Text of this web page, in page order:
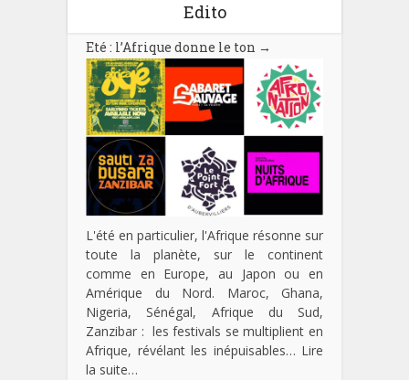
Edito
Eté : l’Afrique donne le ton →
L'été en particulier, l'Afrique résonne sur
toute la planète, sur le continent
comme en Europe, au Japon ou en
Amérique du Nord. Maroc, Ghana,
Nigeria, Sénégal, Afrique du Sud,
Zanzibar : les festivals se multiplient en
Afrique, révélant les inépuisables… Lire
la suite…